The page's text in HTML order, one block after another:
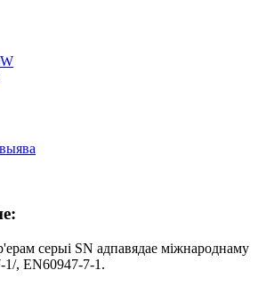
серыі SN адпавядае міжнароднаму
1/, EN60947-7-1.